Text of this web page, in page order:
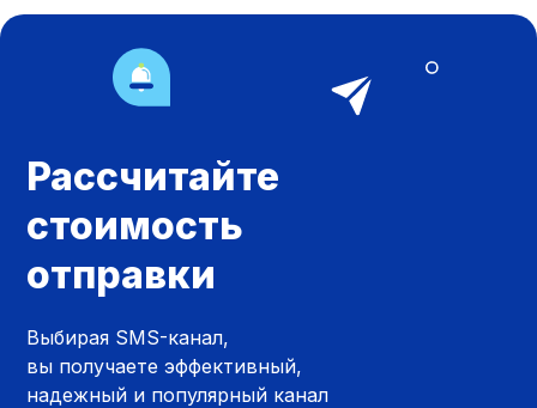
Рассчитайте
стоимость
отправки
Выбирая SMS-канал,
вы получаете эффективный,
надежный и популярный канал